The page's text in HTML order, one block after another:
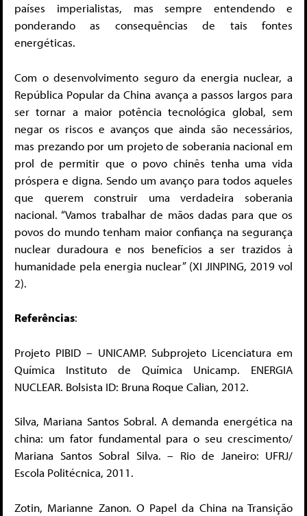
países imperialistas, mas sempre entendendo e
ponderando as consequências de tais fontes
energéticas.
Com o desenvolvimento seguro da energia nuclear, a
República Popular da China avança a passos largos para
ser tornar a maior potência tecnológica global, sem
negar os riscos e avanços que ainda são necessários,
mas prezando por um projeto de soberania nacional em
prol de permitir que o povo chinês tenha uma vida
próspera e digna. Sendo um avanço para todos aqueles
que querem construir uma verdadeira soberania
nacional. “Vamos trabalhar de mãos dadas para que os
povos do mundo tenham maior confiança na segurança
nuclear duradoura e nos benefícios a ser trazidos à
humanidade pela energia nuclear” (XI JINPING, 2019 vol
2).
Referências:
Projeto PIBID – UNICAMP. Subprojeto Licenciatura em
Química Instituto de Química Unicamp. ENERGIA
NUCLEAR. Bolsista ID: Bruna Roque Calian, 2012.
Silva, Mariana Santos Sobral. A demanda energética na
china: um fator fundamental para o seu crescimento/
Mariana Santos Sobral Silva. – Rio de Janeiro: UFRJ/
Escola Politécnica, 2011.
Zotin, Marianne Zanon. O Papel da China na Transição